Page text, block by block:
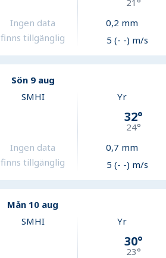
Ingen data
finns tillgänglig
0,2 mm
5 (- -) m/s
Sön 9 aug
SMHI
Ingen data
finns tillgänglig
Yr
32°
24°
0,7 mm
5 (- -) m/s
Mån 10 aug
SMHI Yr
30°
23°